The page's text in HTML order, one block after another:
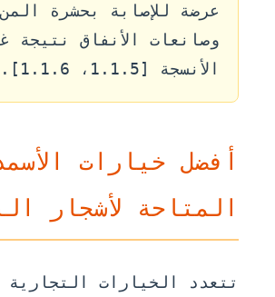
عرضة للإصابة بحشرة المن
وصانعات الأنفاق نتيجة
الأنسجة [1.1.5، 1.1.6].
أفضل خيارات
المتاحة لأشجار
تتعدد الخيارات التجارية